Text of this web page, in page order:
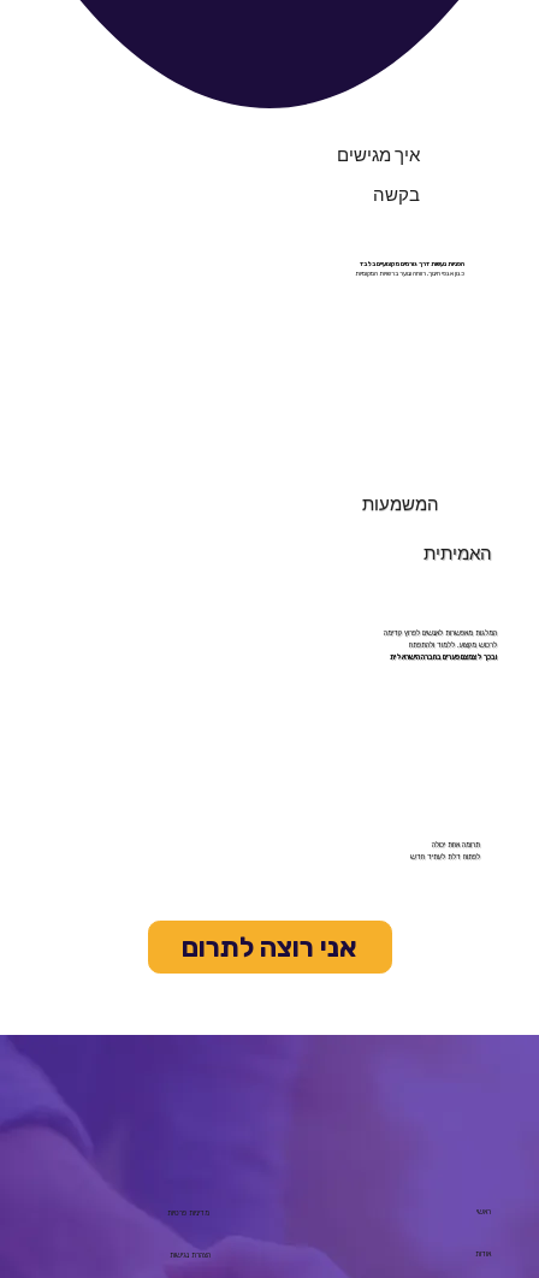
איך מגישים
בקשה
הפניות נעשות דרך גורמים מקצועיים בלבד
כגון אגפי חינוך, רווחה ונוער ברשויות המקומיות
המשמעות
האמיתית
המלגות מאפשרות לאנשים לפרוץ קדימה
לרכוש מקצוע, ללמוד ולהתפתח
ובכך לצמצם פערים בחברה הישראלית
אני רוצה לתרום
תרומה אחת יכולה
לפתוח דלת לעתיד חדש
ראשי
אודות
מדיניות פרטיות
הצהרת נגישות